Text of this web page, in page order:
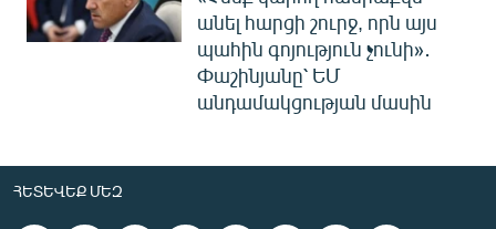
անել հարցի շուրջ, որն այս
պահին գոյություն չունի»․
Փաշինյանը՝ ԵՄ
անդամակցության մասին
ՀԵՏԵՎԵՔ ՄԵԶ